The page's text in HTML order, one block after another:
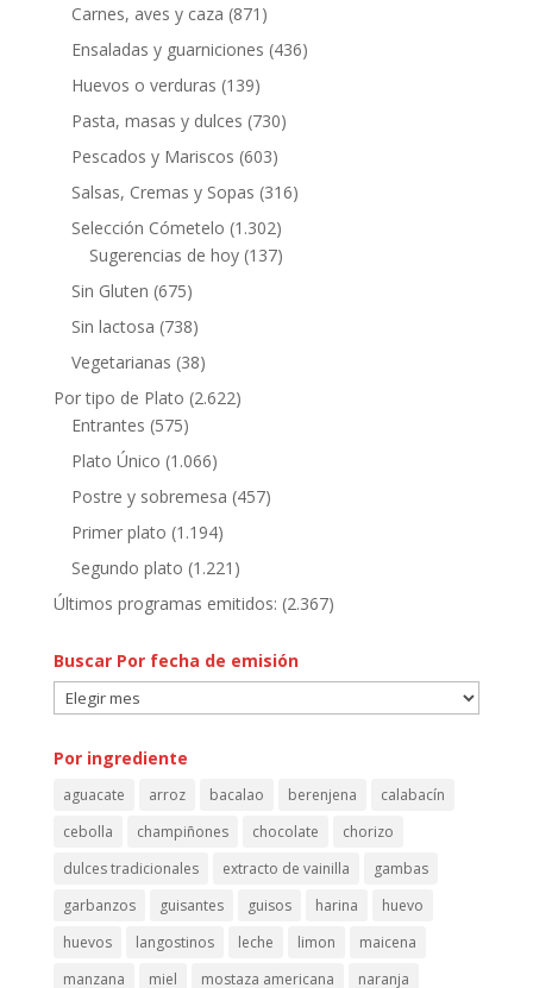
Carnes, aves y caza (871)
Ensaladas y guarniciones (436)
Huevos o verduras (139)
Pasta, masas y dulces (730)
Pescados y Mariscos (603)
Salsas, Cremas y Sopas (316)
Selección Cómetelo (1.302)
Sugerencias de hoy(137)
Sin Gluten (675)
Sin lactosa (738)
Vegetarianas (38)
Por tipo de Plato (2.622)
Entrantes (575)
Plato Único (1.066)
Postre y sobremesa (457)
Primer plato (1.194)
Segundo plato (1.221)
Últimos programas emitidos: (2.367)
Buscar Por fecha de emisión
Buscar
Por
fecha
emisión
Por ingrediente
aguacate arroz bacalao berenjena
calabacín
cebolla
champiñones chocolate
chorizo
dulces tradicionales
extracto de vainilla
gambas
garbanzos
guisantes guisos harina
huevo
huevos
langostinos leche limon
maicena
manzana
miel mostaza americana naranja